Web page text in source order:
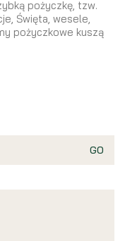
pożyczkę, tzw.
Święta, wesele,
pożyczkowe kuszą